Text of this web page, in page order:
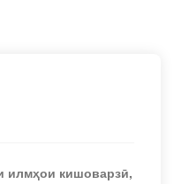
илмҳои кишоварзӣ,